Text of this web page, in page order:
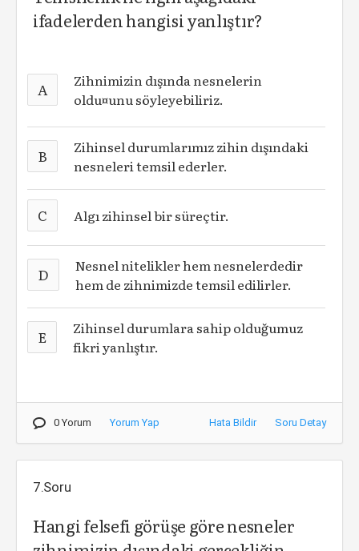
ifadelerden hangisi yanlıştır?
A
Zihnimizin dışında nesnelerin
oldu¤unu söyleyebiliriz.
B
Zihinsel durumlarımız zihin dışındaki
nesneleri temsil ederler.
C Algı zihinsel bir süreçtir.
D
Nesnel nitelikler hem nesnelerdedir
hem de zihnimizde temsil edilirler.
E
Zihinsel durumlara sahip olduğumuz
fikri yanlıştır.
0 Yorum Yorum Yap Hata Bildir Soru Detay
7.Soru
Hangi felsefi görüşe göre nesneler